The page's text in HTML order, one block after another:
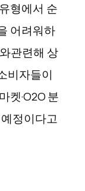
형에서 순
어려워하
관련해 상
비자들이
켓·O2O 분
정이다고